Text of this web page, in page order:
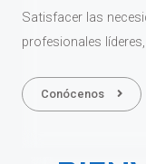
Satisfacer las
profesionales
Conócenos